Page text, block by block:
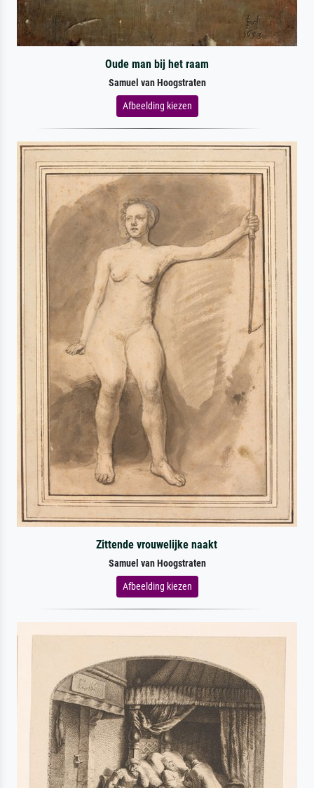
Oude man bij het raam
Samuel van Hoogstraten
Afbeelding kiezen
Zittende vrouwelijke naakt
Samuel van Hoogstraten
Afbeelding kiezen